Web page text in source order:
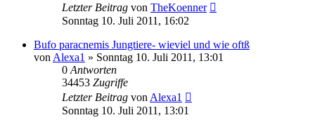
Letzter Beitrag von TheKoenner
Sonntag 10. Juli 2011, 16:02
Bufo paracnemis Jungtiere- wieviel und wie oftß
von Alexa1 » Sonntag 10. Juli 2011, 13:01
0 Antworten
34453 Zugriffe
Letzter Beitrag von Alexa1
Sonntag 10. Juli 2011, 13:01